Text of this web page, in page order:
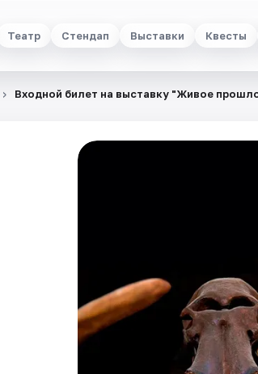
Театр Стендап Выставки Квесты
Входной билет на выставку "Живое